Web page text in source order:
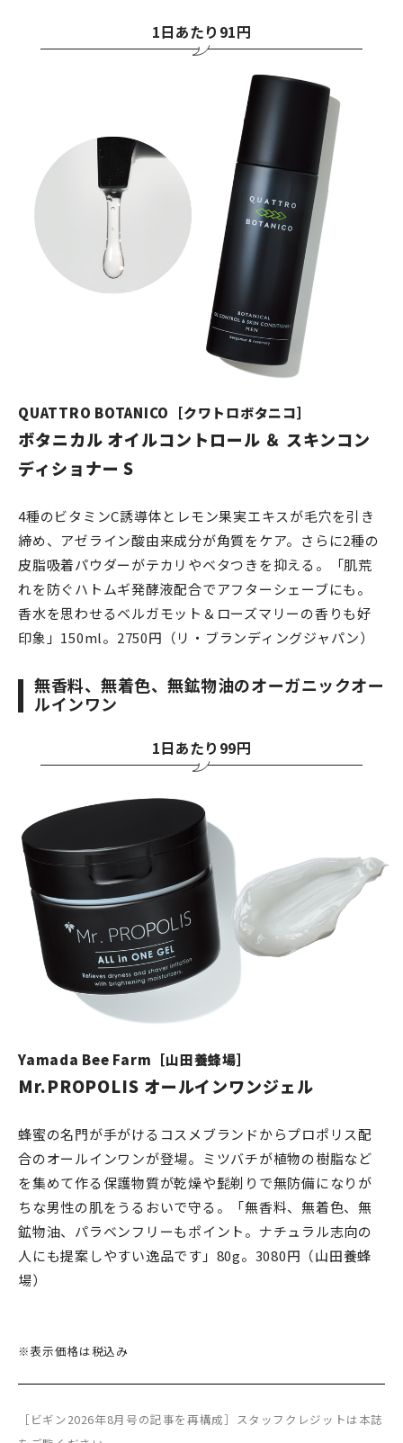
1日あたり91円
QUATTRO BOTANICO［クワトロボタニコ］
ボタニカル オイルコントロール ＆ スキンコン
ディショナー S
4種のビタミンC誘導体とレモン果実エキスが毛穴を引き
締め、アゼライン酸由来成分が角質をケア。さらに2種の
皮脂吸着パウダーがテカリやベタつきを抑える。「肌荒
れを防ぐハトムギ発酵液配合でアフターシェーブにも。
香水を思わせるベルガモット＆ローズマリーの香りも好
印象」150ml。2750円（リ・ブランディングジャパン）
無香料、無着色、無鉱物油のオーガニックオー
ルインワン
1日あたり99円
Yamada Bee Farm［山田養蜂場］
Mr.PROPOLIS オールインワンジェル
蜂蜜の名門が手がけるコスメブランドからプロポリス配
合のオールインワンが登場。ミツバチが植物の樹脂など
を集めて作る保護物質が乾燥や髭剃りで無防備になりが
ちな男性の肌をうるおいで守る。「無香料、無着色、無
鉱物油、パラベンフリーもポイント。ナチュラル志向の
人にも提案しやすい逸品です」80g。3080円（山田養蜂
場）
※表示価格は税込み
［ビギン2026年8月号の記事を再構成］スタッフクレジットは本誌